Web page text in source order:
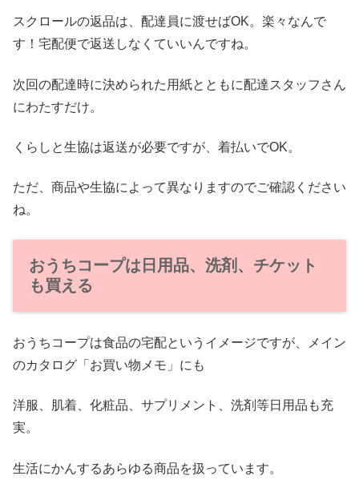
スクロールの返品は、配達員に渡せばOK。楽々なんで
す！宅配便で返送しなくていいんですね。
次回の配達時に決められた用紙とともに配達スタッフさん
にわたすだけ。
くらしと生協は返送が必要ですが、着払いでOK。
ただ、商品や生協によって異なりますのでご確認ください
ね。
おうちコープは日用品、洗剤、チケット
も買える
おうちコープは食品の宅配というイメージですが、メイン
のカタログ「お買い物メモ」にも
洋服、肌着、化粧品、サプリメント、洗剤等日用品も充
実。
生活にかんするあらゆる商品を扱っています。